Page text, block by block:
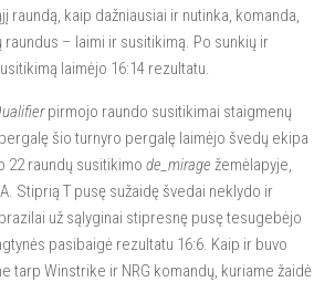
raundą, kaip dažniausiai ir nutinka, komanda,
– laimi ir susitikimą. Po sunkių ir
laimėjo 16:14 rezultatu.
pirmojo raundo susitikimai staigmenų
šio turnyro pergalę laimėjo švedų ekipa
22 raundų susitikimo de_mirage žemėlapyje,
Stiprią T pusę sužaidę švedai neklydo ir
už sąlyginai stipresnę pusę tesugebėjo
pasibaigė rezultatu 16:6. Kaip ir buvo
tarp Winstrike ir NRG komandų, kuriame žaidė